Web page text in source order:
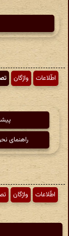
اطّلاعات واژگان
راهنمای
اطّلاعات واژگان